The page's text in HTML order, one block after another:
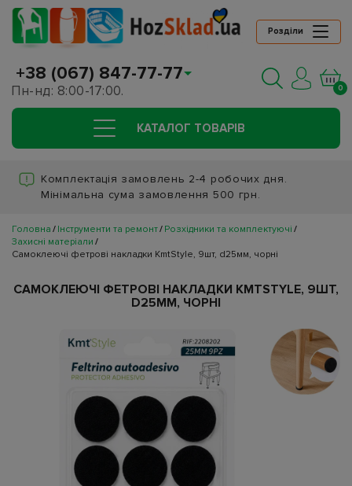
Розділи
+38 (067) 847-77-77
Пн-нд: 8:00-17:00. 0
КАТАЛОГ ТОВАРIВ
Комплектація замовлень 2-4 робочих дня.
Мінімальна сума замовлення 500 грн.
Головна Інструменти та ремонт Розхідники та комплектуючі
Захисні матеріали
Самоклеючі фетрові накладки KmtStyle, 9шт, d25мм, чорні
САМОКЛЕЮЧІ ФЕТРОВІ НАКЛАДКИ KMTSTYLE, 9ШТ,
D25ММ, ЧОРНІ